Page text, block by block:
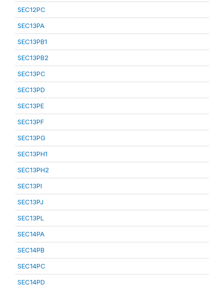
SEC12PC
SEC13PA
SEC13PB1
SEC13PB2
SEC13PC
SEC13PD
SEC13PE
SEC13PF
SEC13PG
SEC13PH1
SEC13PH2
SEC13PI
SEC13PJ
SEC13PL
SEC14PA
SEC14PB
SEC14PC
SEC14PD